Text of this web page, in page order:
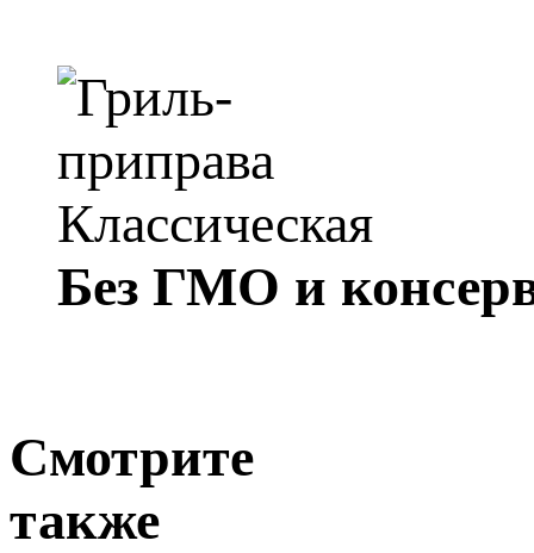
Без ГМО и
Смотрите
также